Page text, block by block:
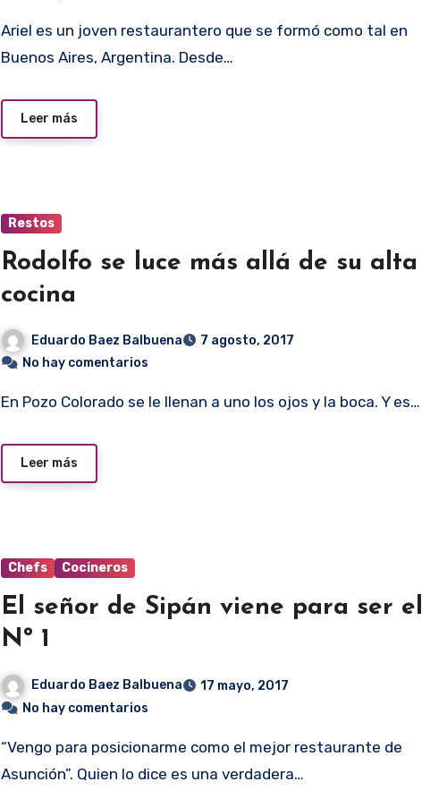
Ariel es un joven restaurantero que se formó como tal en
Buenos Aires, Argentina. Desde…
Leer más
Restos
Rodolfo se luce más allá de su alta
cocina
Eduardo Baez Balbuena
7 agosto, 2017
No hay comentarios
En Pozo Colorado se le llenan a uno los ojos y la boca. Y es…
Leer más
Chefs Cocineros
El señor de Sipán viene para ser el
Nº 1
Eduardo Baez Balbuena
17 mayo, 2017
No hay comentarios
“Vengo para posicionarme como el mejor restaurante de
Asunción”. Quien lo dice es una verdadera…